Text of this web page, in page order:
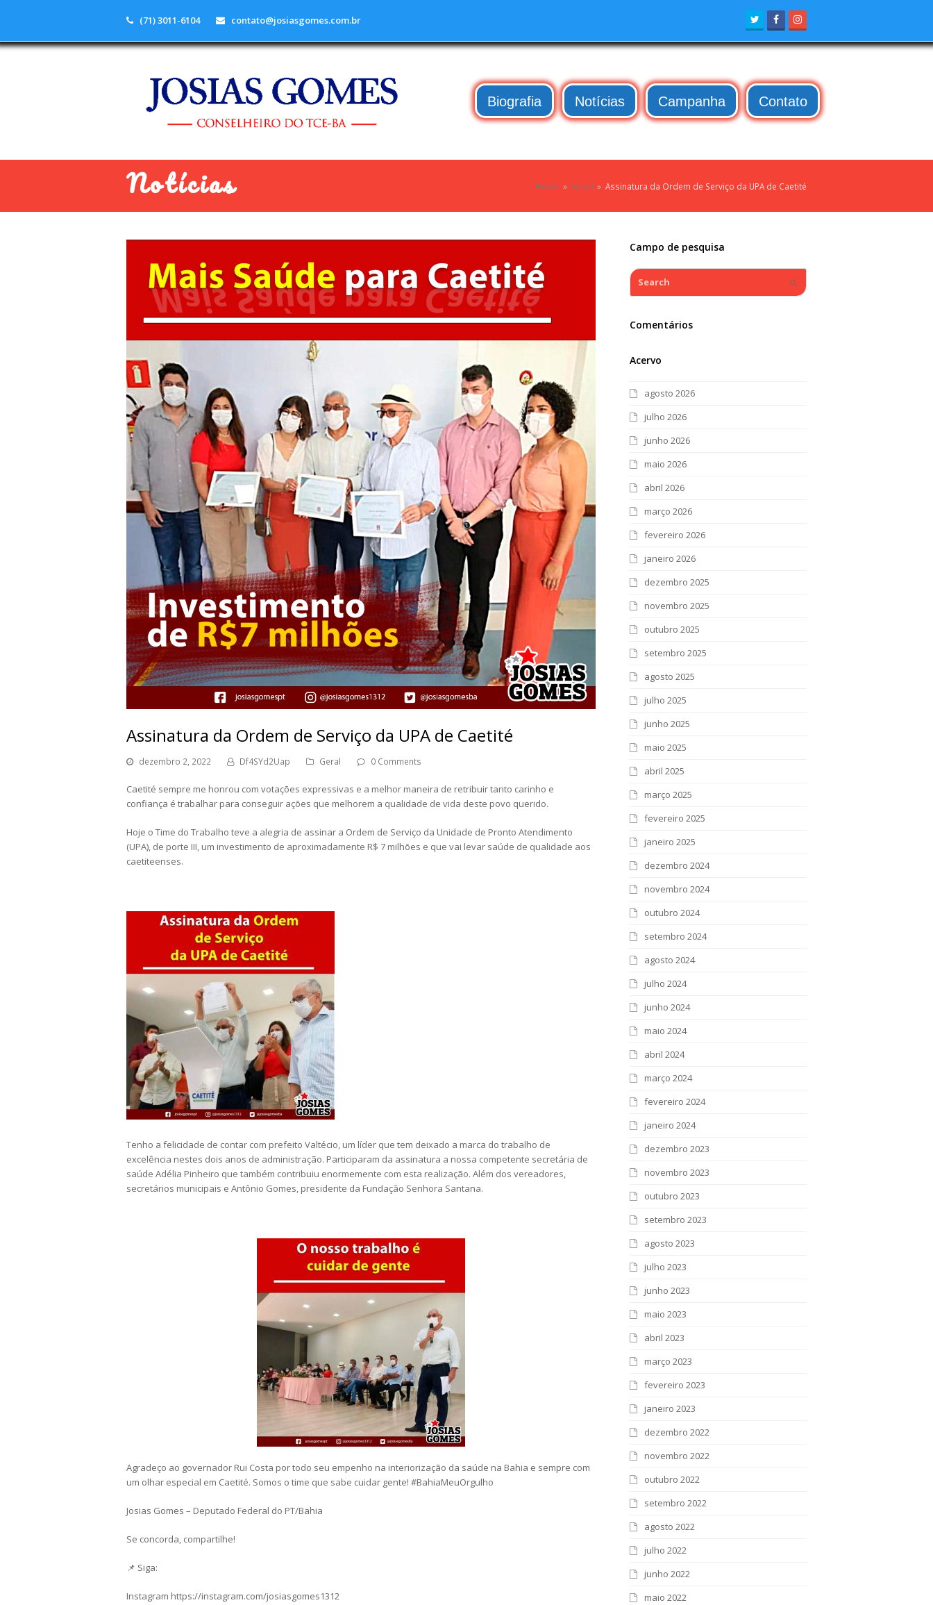
(71) 3011-6104 contato@josiasgomes.com.br TwitterFacebook
Biografia Notícias Campanha Contato
Notícias Home » Geral » Assinatura da Ordem de Serviço da UPA de Caetité
Assinatura da Ordem de Serviço da UPA de Caetité
dezembro 2, 2022 Df4SYd2Uap Geral 0 Comments
Caetité sempre me honrou com votações expressivas e a melhor maneira de retribuir tanto carinho e
confiança é trabalhar para conseguir ações que melhorem a qualidade de vida deste povo querido.
Hoje o Time do Trabalho teve a alegria de assinar a Ordem de Serviço da Unidade de Pronto Atendimento
(UPA), de porte III, um investimento de aproximadamente R$ 7 milhões e que vai levar saúde de qualidade aos
caetiteenses.
Tenho a felicidade de contar com prefeito Valtécio, um líder que tem deixado a marca do trabalho de
excelência nestes dois anos de administração. Participaram da assinatura a nossa competente secretária de
saúde Adélia Pinheiro que também contribuiu enormemente com esta realização. Além dos vereadores,
secretários municipais e Antônio Gomes, presidente da Fundação Senhora Santana.
Agradeço ao governador Rui Costa por todo seu empenho na interiorização da saúde na Bahia e sempre com
um olhar especial em Caetité. Somos o time que sabe cuidar gente! #BahiaMeuOrgulho
Josias Gomes – Deputado Federal do PT/Bahia
Se concorda, compartilhe!
📌 Siga:
Instagram https://instagram.com/josiasgomes1312
Campo de pesquisa
Search
Comentários
Acervo
agosto 2026
julho 2026
junho 2026
maio 2026
abril 2026
março 2026
fevereiro 2026
janeiro 2026
dezembro 2025
novembro 2025
outubro 2025
setembro 2025
agosto 2025
julho 2025
junho 2025
maio 2025
abril 2025
março 2025
fevereiro 2025
janeiro 2025
dezembro 2024
novembro 2024
outubro 2024
setembro 2024
agosto 2024
julho 2024
junho 2024
maio 2024
abril 2024
março 2024
fevereiro 2024
janeiro 2024
dezembro 2023
novembro 2023
outubro 2023
setembro 2023
agosto 2023
julho 2023
junho 2023
maio 2023
abril 2023
março 2023
fevereiro 2023
janeiro 2023
dezembro 2022
novembro 2022
outubro 2022
setembro 2022
agosto 2022
julho 2022
junho 2022
maio 2022